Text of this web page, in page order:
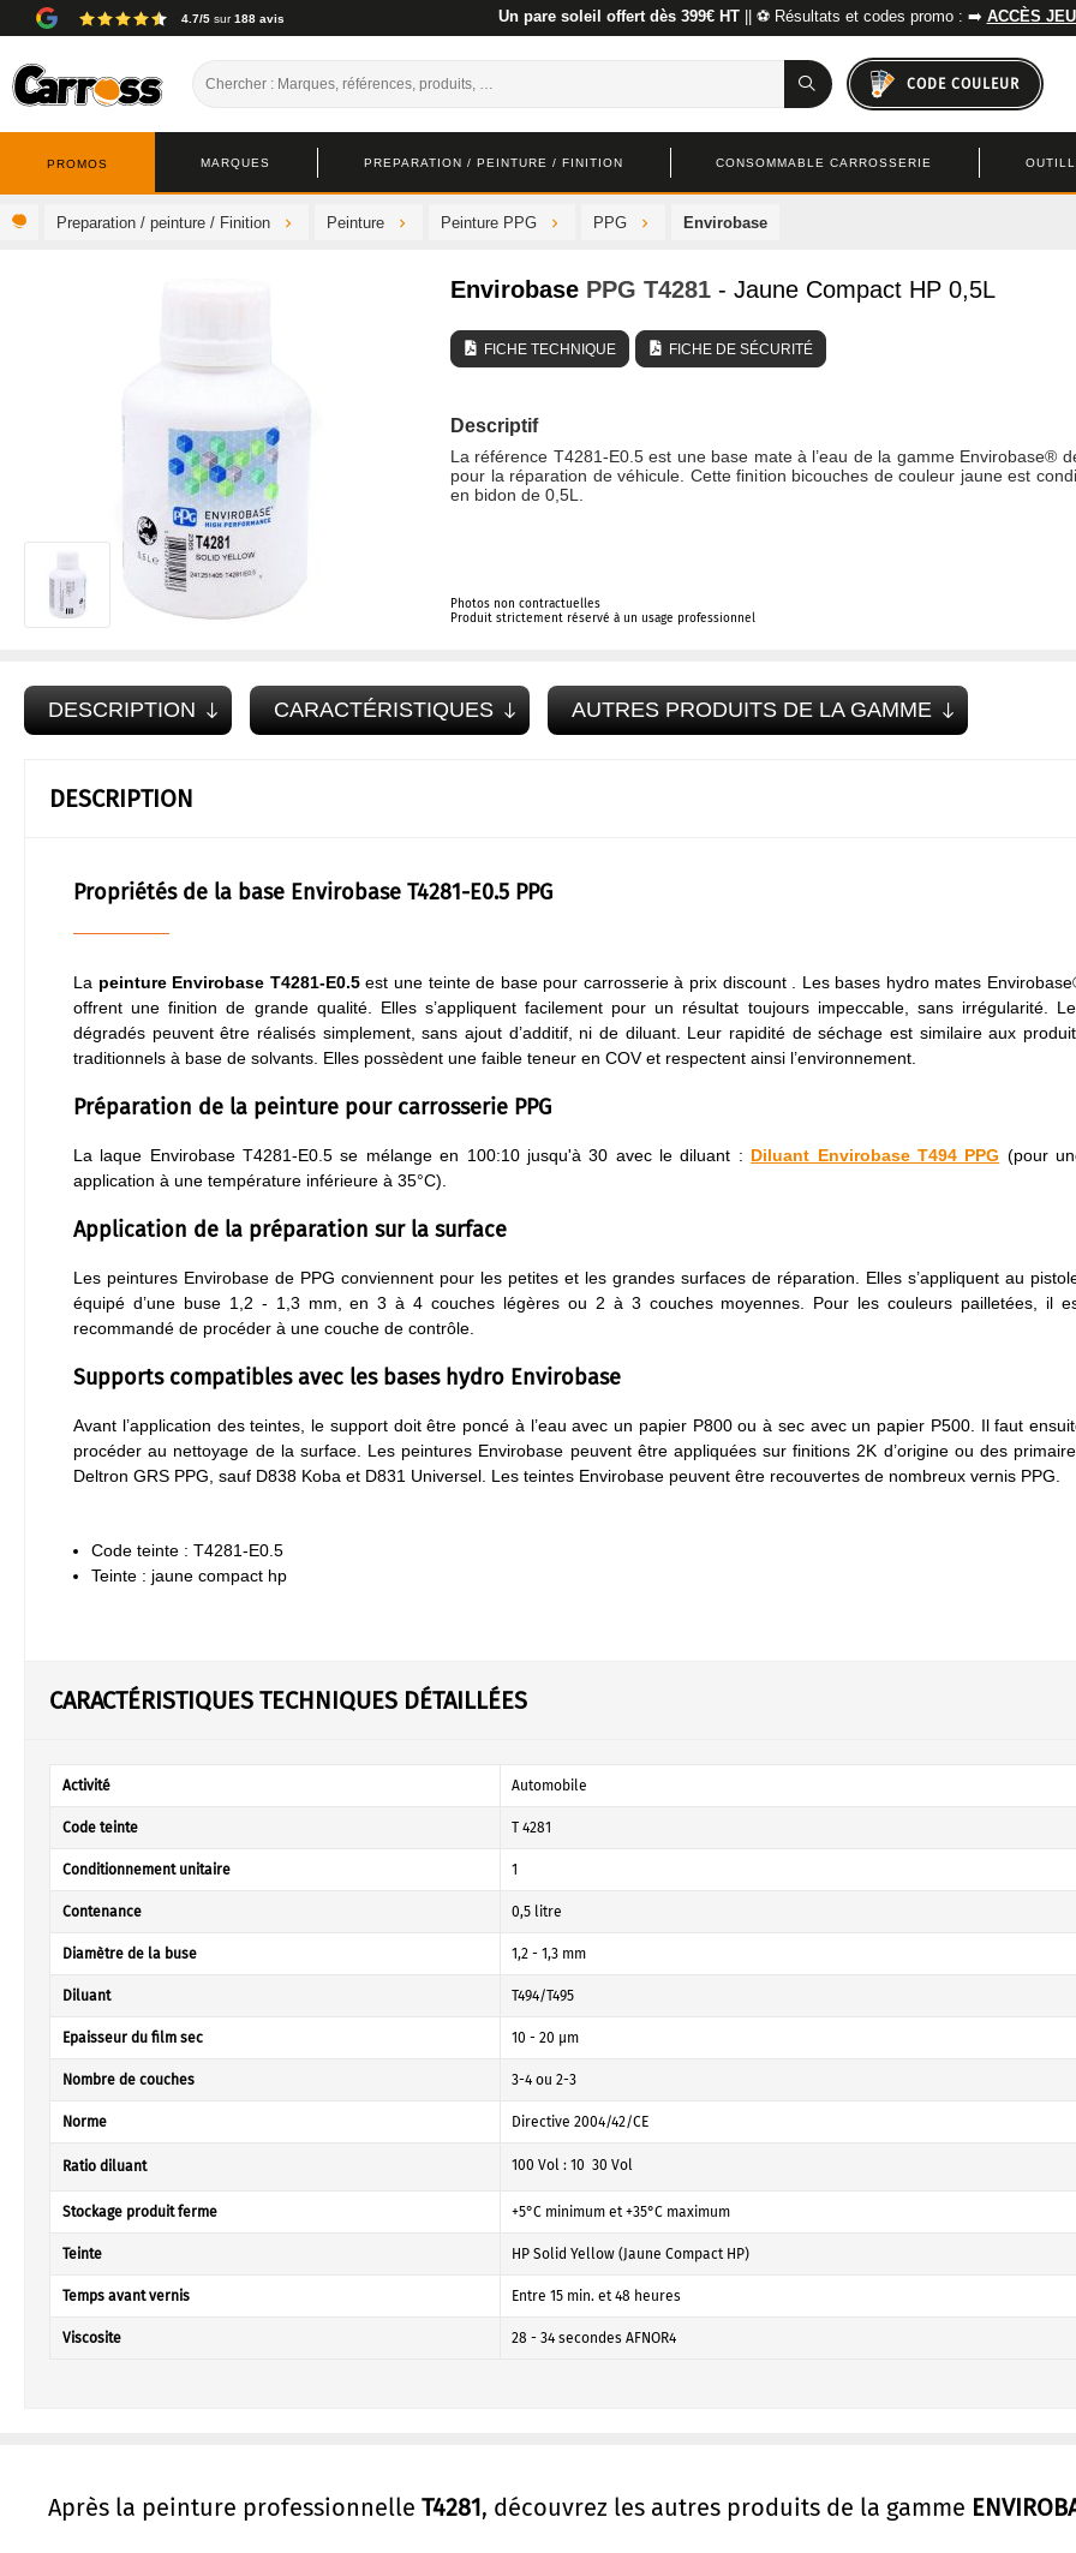
4.7/5 sur188 avis Un pare soleil offert dès 399€ HT|| ⚽ Résultats et codes promo : ➡️ ACCÈS
CODE COULEUR
PREPARATION / PEINTURE / FINITION CONSOMMABLE CARROSSERIE
MARQUES
PROMOS
Preparation / peinture / Finition Peinture Peinture PPG PPG Envirobase
Envirobase PPG T4281 - Jaune Compact HP 0,5L
FICHE TECHNIQUE FICHE DE SÉCURITÉ
Descriptif
La référence T4281-E0.5 est une base mate à l’eau de la gamme Envirobase®
pour la réparation de véhicule. Cette finition bicouches de couleur jaune est
en bidon de 0,5L.
Photos non contractuelles
Produit strictement réservé à un usage professionnel
DESCRIPTION CARACTÉRISTIQUES AUTRES PRODUITS DE LA GAMME
DESCRIPTION
Propriétés de la base Envirobase T4281-E0.5 PPG
La peinture Envirobase T4281-E0.5est une teinte de base pour carrosserie à prix discount . Les bases hydro mates
offrent une finition de grande qualité. Elles s’appliquent facilement pour un résultat toujours impeccable, sans irrégularité.
dégradés peuvent être réalisés simplement, sans ajout d’additif, ni de diluant. Leur rapidité de séchage est similaire aux
traditionnels à base de solvants. Elles possèdent une faible teneur en COV et respectent ainsi l’environnement.
Préparation de la peinture pour carrosserie PPG
La laque Envirobase T4281-E0.5 se mélange en 100:10 jusqu'à 30 avec le diluant : Diluant Envirobase T494 PPG (pour
application à une température inférieure à 35°C).
Application de la préparation sur la surface
Les peintures Envirobase de PPG conviennent pour les petites et les grandes surfaces de réparation. Elles s’appliquent au
équipé d’une buse 1,2 - 1,3 mm, en 3 à 4 couches légères ou 2 à 3 couches moyennes. Pour les couleurs pailletées, il
recommandé de procéder à une couche de contrôle.
Supports compatibles avec les bases hydro Envirobase
Avant l’application des teintes, le support doit être poncé à l’eau avec un papier P800 ou à sec avec un papier P500. Il faut
procéder au nettoyage de la surface. Les peintures Envirobase peuvent être appliquées sur finitions 2K d’origine ou des
Deltron GRS PPG, sauf D838 Koba et D831 Universel. Les teintes Envirobase peuvent être recouvertes de nombreux vernis PPG.
Code teinte : T4281-E0.5
Teinte : jaune compact hp
CARACTÉRISTIQUES TECHNIQUES DÉTAILLÉES
Activité Automobile
Code teinte T 4281
Conditionnement unitaire 1
Contenance 0,5 litre
Diamètre de la buse 1,2 - 1,3 mm
Diluant T494/T495
Epaisseur du film sec 10 - 20 µm
Nombre de couches 3-4 ou 2-3
Norme Directive 2004/42/CE
Ratio diluant 100 Vol : 10  30 Vol
Stockage produit ferme +5°C minimum et +35°C maximum
Teinte HP Solid Yellow (Jaune Compact HP)
Temps avant vernis Entre 15 min. et 48 heures
Viscosite 28 - 34 secondes AFNOR4
Après la peinture professionnelle T4281, découvrez les autres produits de la gamme